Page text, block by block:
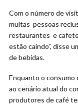
Com o número de
muitas pessoas
restaurantes e
estão caindo”, disse
de bebidas.
Enquanto o consumo
ao cenário atual do
produtores de café